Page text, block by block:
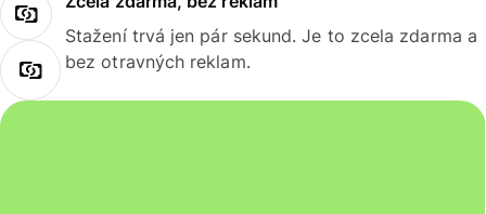
Stažení trvá jen pár sekund. Je to zcela zdarma a
bez otravných reklam.